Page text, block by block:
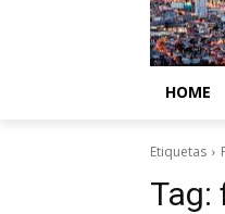
HOME
Etiquetas
Tag: